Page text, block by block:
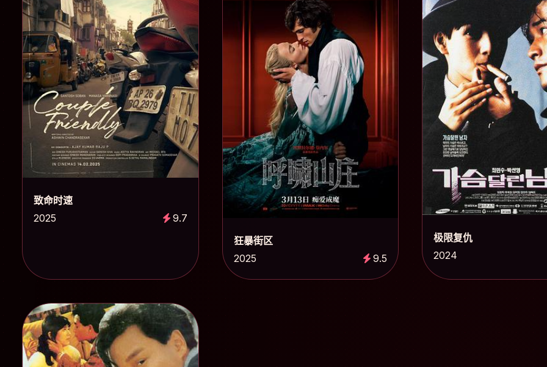
致命时速
2025
9.7
狂暴街区
2025
9.5
极限复仇
2024